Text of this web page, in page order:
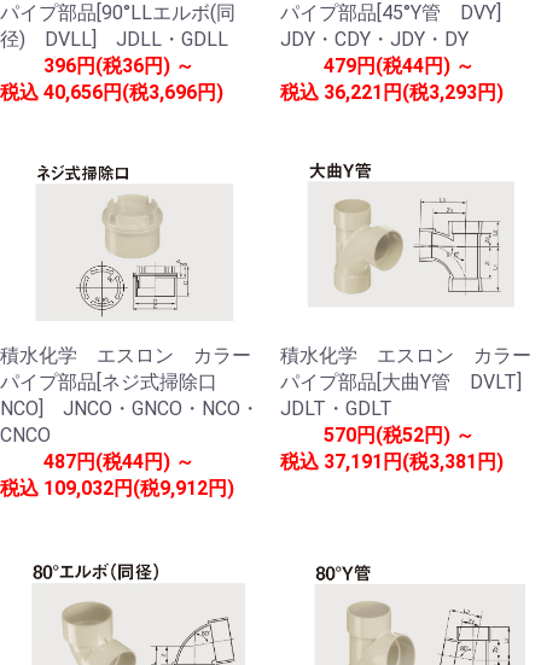
パイプ部品[90°LLエルボ(同
径) DVLL] JDLL・GDLL
税込
396円(税36円) ～
40,656円(税3,696円)
パイプ部品[45°Y管 DVY]
JDY・CDY・JDY・DY
税込
479円(税44円) ～
36,221円(税3,293円)
積水化学 エスロン カラー
パイプ部品[ネジ式掃除口
NCO] JNCO・GNCO・NCO・
CNCO
税込
487円(税44円) ～
109,032円(税9,912円)
積水化学 エスロン カラー
パイプ部品[大曲Y管 DVLT]
JDLT・GDLT
税込
570円(税52円) ～
37,191円(税3,381円)